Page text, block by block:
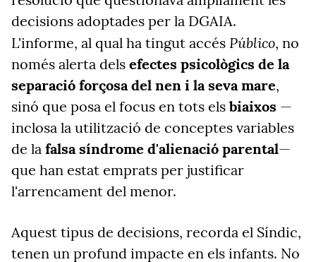
decisions adoptades per la DGAIA.
L'informe, al qual ha tingut accés Público, no
només alerta dels efectes psicològics de la
separació forçosa del nen i la seva mare,
sinó que posa el focus en tots els biaixos —
inclosa la utilització de conceptes variables
de la falsa síndrome d'alienació parental—
que han estat emprats per justificar
l'arrencament del menor.
Aquest tipus de decisions, recorda el Síndic,
tenen un profund impacte en els infants. No